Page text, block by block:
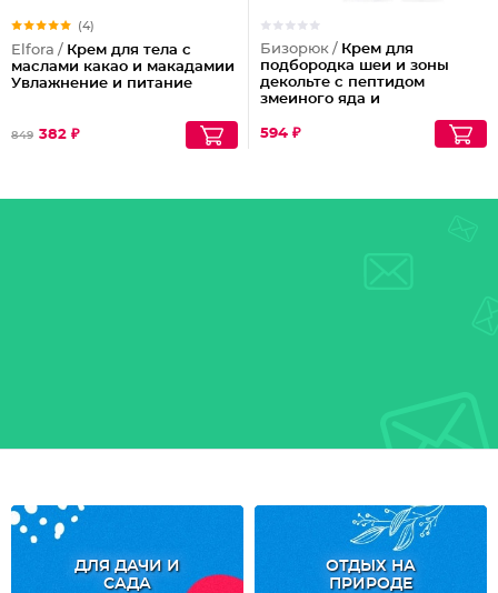
(4)
Elfora / Крем для тела с
маслами какао и макадамии
Увлажнение и питание
849 382 ₽
Бизорюк / Крем для
подбородка шеи и зоны
декольте с пептидом
змеиного яда и
594 ₽
ДЛЯ ДАЧИ И
САДА
ОТДЫХ НА
ПРИРОДЕ